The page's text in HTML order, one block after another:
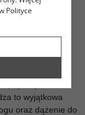
/ 12,5 mm^2
Długość: 83,6
która
to wyjątkowa
oraz dążenie do
Polityce